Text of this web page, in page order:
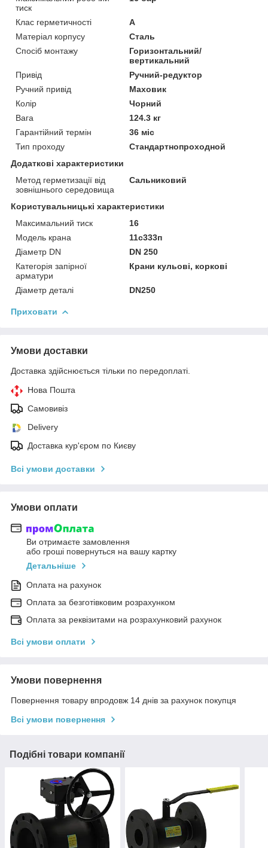
тиск
Клас герметичності
А
Матеріал корпусу
Сталь
Спосіб монтажу
Горизонтальний/
вертикальний
Привід
Ручний-редуктор
Ручний привід
Маховик
Колір
Чорний
Вага
124.3 кг
Гарантійний термін
36 міс
Тип проходу
Стандартнопроходной
Додаткові характеристики
Метод герметизації від
зовнішнього середовища
Сальниковий
Користувальницькі характеристики
Максимальний тиск
16
Модель крана
11с333п
Діаметр DN
DN 250
Категорія запірної
арматури
Крани кульові, коркові
Діаметр деталі DN250
Приховати
Умови доставки
Доставка здійснюється тільки по передоплаті.
Нова Пошта
Самовивіз
Delivery
Доставка кур'єром по Києву
Всі умови доставки
Умови оплати
Ви отримаєте замовлення
або гроші повернуться на вашу картку
Детальніше
Оплата на рахунок
Оплата за безготівковим розрахунком
Оплата за реквізитами на розрахунковий рахунок
Всі умови оплати
Умови повернення
Повернення товару впродовж 14 днів за рахунок покупця
Всі умови повернення
Подібні товари компанії